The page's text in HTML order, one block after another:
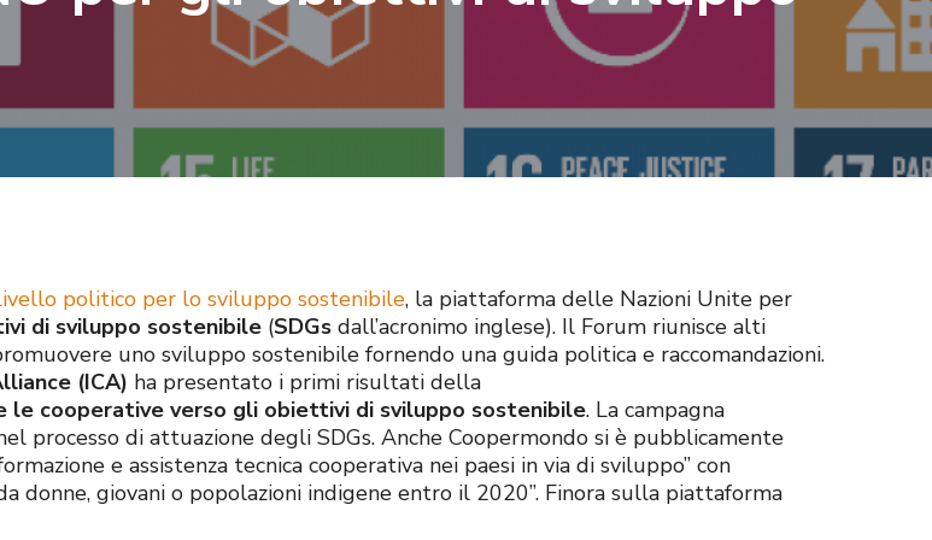
politico per lo sviluppo sostenibile, la piattaforma delle Nazioni Unite per
di sviluppo sostenibile (SDGs dall’acronimo inglese). Il Forum riunisce alti
uno sviluppo sostenibile fornendo una guida politica e raccomandazioni.
(ICA) ha presentato i primi risultati della
le cooperative verso gli obiettivi di sviluppo sostenibile. La campagna
processo di attuazione degli SDGs. Anche Coopermondo si è pubblicamente
e assistenza tecnica cooperativa nei paesi in via di sviluppo” con
donne, giovani o popolazioni indigene entro il 2020”. Finora sulla piattaforma